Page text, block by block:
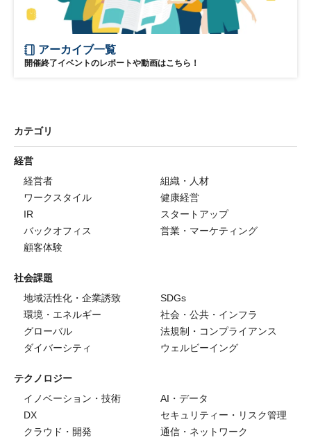
アーカイブ一覧
開催終了イベントのレポートや動画はこちら！
カテゴリ
経営
経営者
組織・人材
ワークスタイル
健康経営
IR
スタートアップ
バックオフィス
営業・マーケティング
顧客体験
社会課題
地域活性化・企業誘致
SDGs
環境・エネルギー
社会・公共・インフラ
グローバル
法規制・コンプライアンス
ダイバーシティ
ウェルビーイング
テクノロジー
イノベーション・技術
AI・データ
DX
セキュリティー・リスク管理
クラウド・開発
通信・ネットワーク